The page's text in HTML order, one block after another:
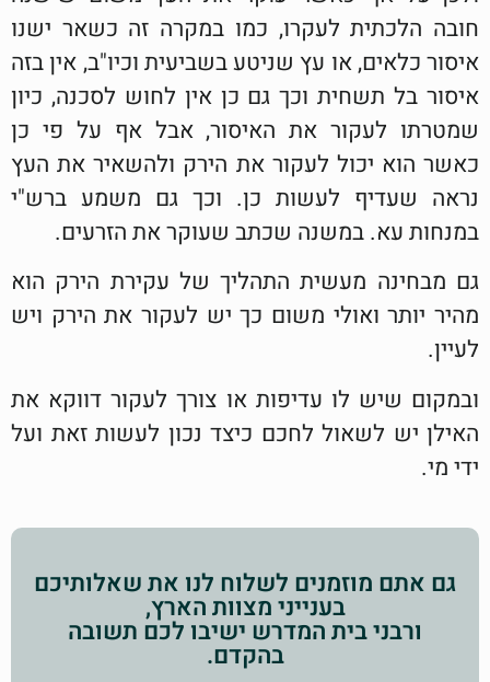
חובה הלכתית לעקרו, כמו במקרה זה כשאר ישנו
איסור כלאים, או עץ שניטע בשביעית וכיו"ב, אין בזה
איסור בל תשחית וכך גם כן אין לחוש לסכנה, כיון
שמטרתו לעקור את האיסור, אבל אף על פי כן
כאשר הוא יכול לעקור את הירק ולהשאיר את העץ
נראה שעדיף לעשות כן. וכך גם משמע ברש"י
במנחות עא. במשנה שכתב שעוקר את הזרעים.
גם מבחינה מעשית התהליך של עקירת הירק הוא
מהיר יותר ואולי משום כך יש לעקור את הירק ויש
לעיין.
ובמקום שיש לו עדיפות או צורך לעקור דווקא את
האילן יש לשאול לחכם כיצד נכון לעשות זאת ועל
ידי מי.
גם אתם מוזמנים לשלוח לנו את שאלותיכם
בענייני מצוות הארץ,
ורבני בית המדרש ישיבו לכם תשובה
בהקדם.